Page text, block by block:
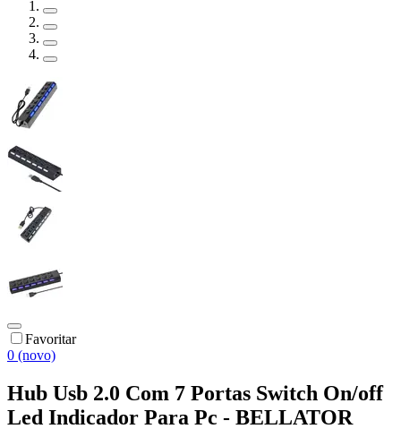
Favoritar
0 (novo)
Hub Usb 2.0 Com 7 Portas Switch On/off
Led Indicador Para Pc - BELLATOR